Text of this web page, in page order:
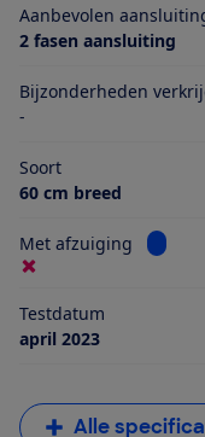
Aanbevolen
2 fasen aansluiting
Bijzonderheden
-
Soort
60 cm breed
Met afzuiging Bekijk
Testdatum
april 2023
Alle